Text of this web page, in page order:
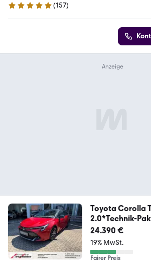
4.9 Sterne
(157)
Toyota Corolla
2.0*Technik-
24.390 €
19% MwSt.
Fairer Preis